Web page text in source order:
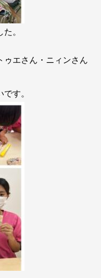
。
エさん・ニィンさん
す。